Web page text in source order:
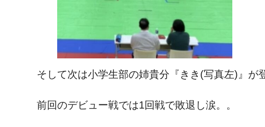
そして次は小学生部の姉貴分『きき(写真左)』が
前回のデビュー戦では1回戦で敗退し涙。。